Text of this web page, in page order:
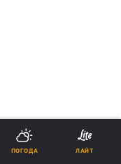
ПОГОДА ЛАЙТ